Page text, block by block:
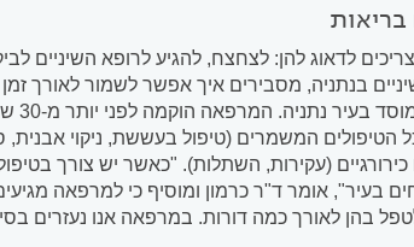
לדאוג להן: לצחצח, להגיע לרופא השיניים
שיניים בנתניה, מסבירים איך אפשר לשמור לאורך
המשמרים (טיפול בעששת, ניקוי אבנית,
(עקירות, השתלות). "כאשר יש צורך
בעיר", אומר ד"ר כרמון ומוסיף כי למרפאה
בהן לאורך כמה דורות. במרפאה אנו נעזרים